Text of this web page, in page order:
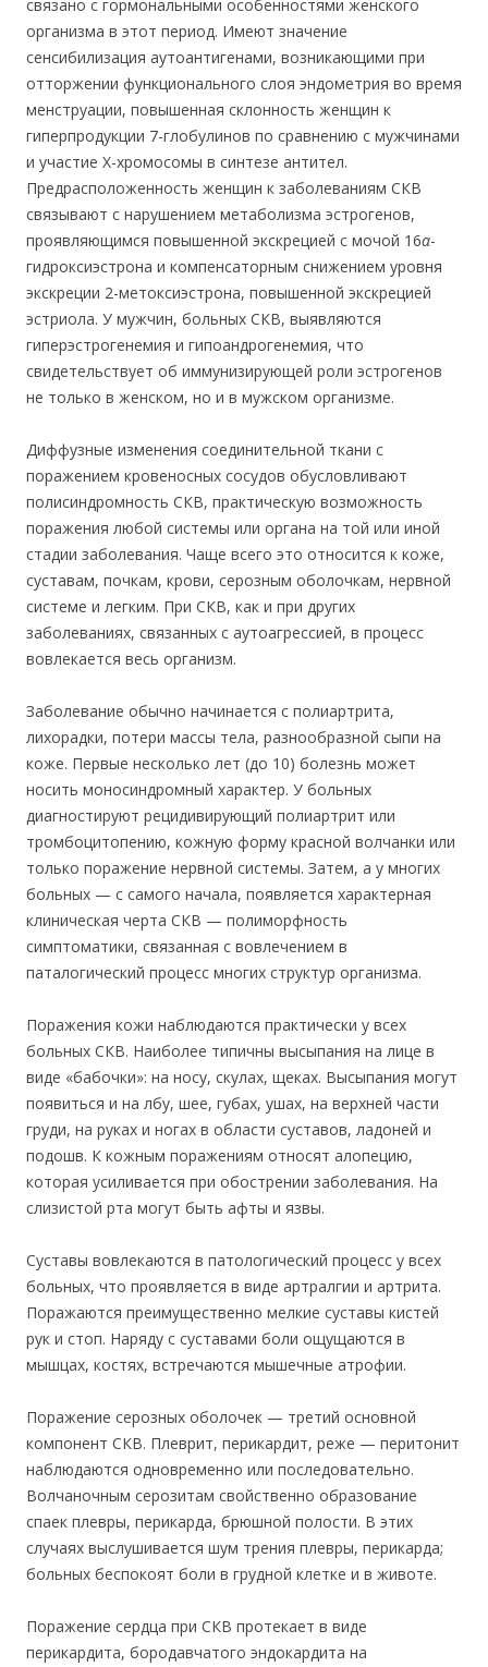
связано с гормональными особенностями женского
организма в этот период. Имеют значение
сенсибилизация аутоантигенами, возникающими при
отторжении функционального слоя эндометрия во время
менструации, повышенная склонность женщин к
гиперпродукции 7-глобулинов по сравнению с мужчинами
и участие Х-хромосомы в синтезе антител.
Предрасположенность женщин к заболеваниям СКВ
связывают с нарушением метаболизма эстрогенов,
проявляющимся повышенной экскрецией с мочой 16α-
гидроксиэстрона и компенсаторным снижением уровня
экскреции 2-метоксиэстрона, повышенной экскрецией
эстриола. У мужчин, больных СКВ, выявляются
гиперэстрогенемия и гипоандрогенемия, что
свидетельствует об иммунизирующей роли эстрогенов
не только в женском, но и в мужском организме.
Диффузные изменения соединительной ткани с
поражением кровеносных сосудов обусловливают
полисиндромность СКВ, практическую возможность
поражения любой системы или органа на той или иной
стадии заболевания. Чаще всего это относится к коже,
суставам, почкам, крови, серозным оболочкам, нервной
системе и легким. При СКВ, как и при других
заболеваниях, связанных с аутоагрессией, в процесс
вовлекается весь организм.
Заболевание обычно начинается с полиартрита,
лихорадки, потери массы тела, разнообразной сыпи на
коже. Первые несколько лет (до 10) болезнь может
носить моносиндромный характер. У больных
диагностируют рецидивирующий полиартрит или
тромбоцитопению, кожную форму красной волчанки или
только поражение нервной системы. Затем, а у многих
больных — с самого начала, появляется характерная
клиническая черта СКВ — полиморфность
симптоматики, связанная с вовлечением в
паталогический процесс многих структур организма.
Поражения кожи наблюдаются практически у всех
больных СКВ. Наиболее типичны высыпания на лице в
виде «бабочки»: на носу, скулах, щеках. Высыпания могут
появиться и на лбу, шее, губах, ушах, на верхней части
груди, на руках и ногах в области суставов, ладоней и
подошв. К кожным поражениям относят алопецию,
которая усиливается при обострении заболевания. На
слизистой рта могут быть афты и язвы.
Суставы вовлекаются в патологический процесс у всех
больных, что проявляется в виде артралгии и артрита.
Поражаются преимущественно мелкие суставы кистей
рук и стоп. Наряду с суставами боли ощущаются в
мышцах, костях, встречаются мышечные атрофии.
Поражение серозных оболочек — третий основной
компонент СКВ. Плеврит, перикардит, реже — перитонит
наблюдаются одновременно или последовательно.
Волчаночным серозитам свойственно образование
спаек плевры, перикарда, брюшной полости. В этих
случаях выслушивается шум трения плевры, перикарда;
больных беспокоят боли в грудной клетке и в животе.
Поражение сердца при СКВ протекает в виде
перикардита, бородавчатого эндокардита на